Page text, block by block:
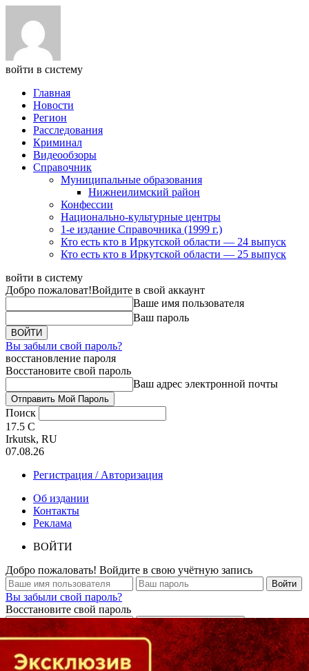
войти в систему
Главная
Новости
Регион
Расследования
Криминал
Видеообзоры
Справочник
Муниципальные образования
Нижнеилимский район
Конфессии
Национально-культурные центры
1-е издание Справочника (1999 г.)
Кто есть кто в Иркутской области — 24 выпуск
Кто есть кто в Иркутской области — 25 выпуск
войти в систему
Добро пожаловат!Войдите в свой аккаунт
Ваше имя пользователя
Ваш пароль
Вы забыли свой пароль?
восстановление пароля
Восстановите свой пароль
Ваш адрес электронной почты
Поиск
17.5 C
Irkutsk, RU
07.08.26
Регистрация / Авторизация
Об издании
Контакты
Реклама
ВОЙТИ
Добро пожаловать! Войдите в свою учётную запись
Вы забыли свой пароль?
Восстановите свой пароль
Кто есть кто в Байкальском регионе